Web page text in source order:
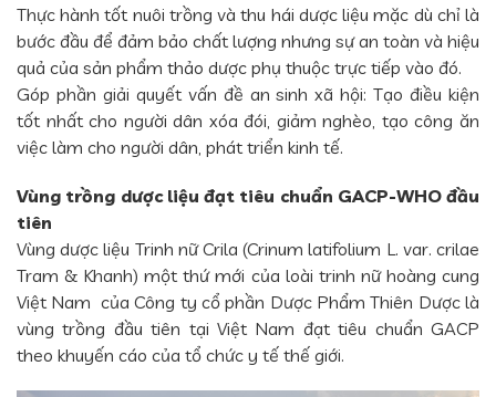
Thực hành tốt nuôi trồng và thu hái dược liệu mặc dù chỉ là
bước đầu để đảm bảo chất lượng nhưng sự an toàn và hiệu
quả của sản phẩm thảo dược phụ thuộc trực tiếp vào đó.
Góp phần giải quyết vấn đề an sinh xã hội: Tạo điều kiện
tốt nhất cho người dân xóa đói, giảm nghèo, tạo công ăn
việc làm cho người dân, phát triển kinh tế.
Vùng trồng dược liệu đạt tiêu chuẩn GACP-WHO đầu
tiên
Vùng dược liệu Trinh nữ Crila (Crinum latifolium L. var. crilae
Tram & Khanh) một thứ mới của loài trinh nữ hoàng cung
Việt Nam của Công ty cổ phần Dược Phẩm Thiên Dược là
vùng trồng đầu tiên tại Việt Nam đạt tiêu chuẩn GACP
theo khuyến cáo của tổ chức y tế thế giới.